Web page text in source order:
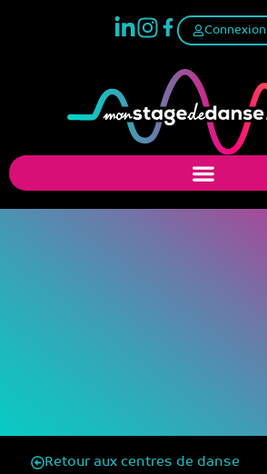
Connexion
Retour aux centres de danse